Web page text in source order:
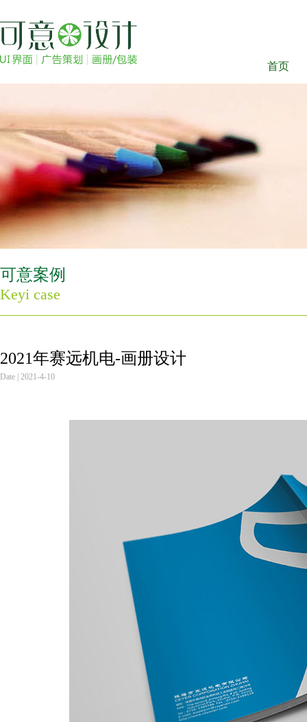
首页
可意案例
Keyi case
2021年赛远机电-画册设计
Date | 2021-4-10